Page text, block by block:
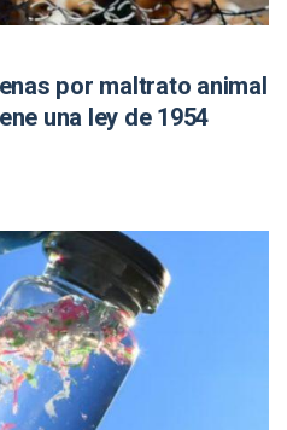
por maltrato animal
una ley de 1954